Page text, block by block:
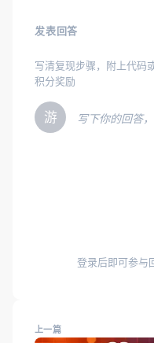
发表回答
写清复现步骤，附上代码
积分奖励
游 写下你的回答
登录后即可参与
上一篇